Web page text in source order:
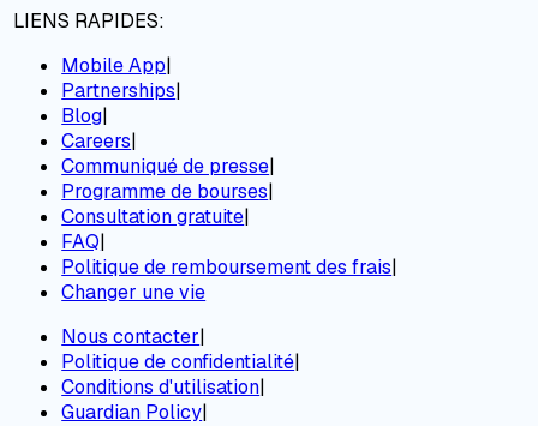
LIENS RAPIDES:
Mobile App|
Partnerships|
Blog|
Careers|
Communiqué de presse|
Programme de bourses|
Consultation gratuite|
FAQ|
Politique de remboursement des frais|
Changer une vie
Nous contacter|
Politique de confidentialité|
Conditions d'utilisation|
Guardian Policy|